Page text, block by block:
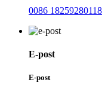
0086 18259280118
E-post
E-post